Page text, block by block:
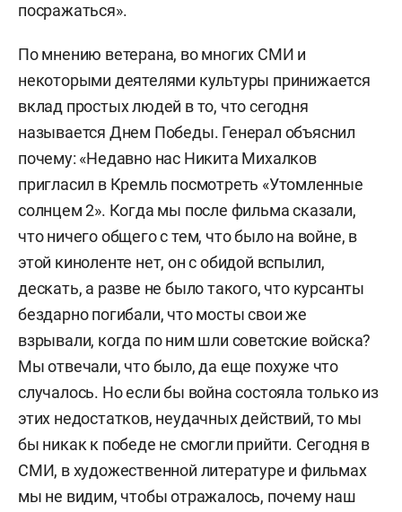
посражаться».
По мнению ветерана, во многих СМИ и
некоторыми деятелями культуры принижается
вклад простых людей в то, что сегодня
называется Днем Победы. Генерал объяснил
почему: «Недавно нас Никита Михалков
пригласил в Кремль посмотреть «Утомленные
солнцем 2». Когда мы после фильма сказали,
что ничего общего с тем, что было на войне, в
этой киноленте нет, он с обидой вспылил,
дескать, а разве не было такого, что курсанты
бездарно погибали, что мосты свои же
взрывали, когда по ним шли советские войска?
Мы отвечали, что было, да еще похуже что
случалось. Но если бы война состояла только из
этих недостатков, неудачных действий, то мы
бы никак к победе не смогли прийти. Сегодня в
СМИ, в художественной литературе и фильмах
мы не видим, чтобы отражалось, почему наш